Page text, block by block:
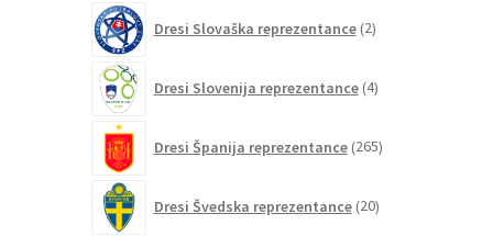
Dresi Slovaška reprezentance 2izdelka
Dresi Slovenija reprezentance 4izdelki
Dresi Španija reprezentance 265izdelkov
Dresi Švedska reprezentance 20izdelkov